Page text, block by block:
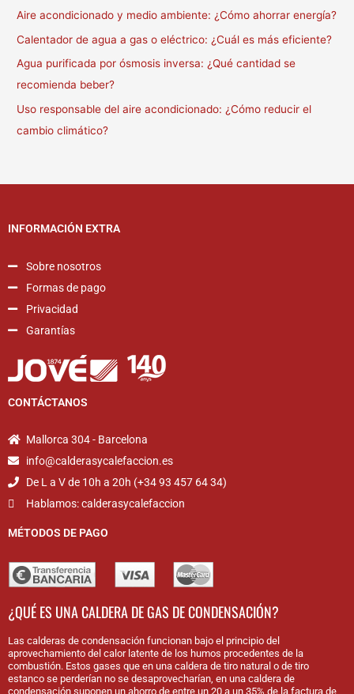
Aire acondicionado y medio ambiente: ¿Cómo ahorrar energía?
Calentador de agua a gas o eléctrico: ¿Cuál es más eficiente?
Agua purificada por ósmosis inversa: ¿Qué cantidad se
recomienda beber?
Uso responsable del aire acondicionado: ¿Cómo reducir el
cambio climático?
INFORMACIÓN EXTRA
Sobre nosotros
Formas de pago
Privacidad
Garantías
CONTÁCTANOS
Mallorca 304 - Barcelona
info@calderasycalefaccion.es
De L a V de 10h a 20h (+34 93 457 64 34)
Hablamos: calderasycalefaccion
MÉTODOS DE PAGO
¿QUÉ ES UNA CALDERA DE GAS DE CONDENSACIÓN?
Las calderas de condensación funcionan bajo el principio del
aprovechamiento del calor latente de los humos procedentes de la
combustión. Estos gases que en una caldera de tiro natural o de tiro
estanco se perderían no se desaprovecharían, en una caldera de
condensación suponen un ahorro de entre un 20 a un 35% de la factura de